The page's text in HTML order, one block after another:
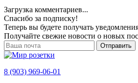
Загрузка комментариев...
Спасибо за подписку!
Теперь вы будете получать
Получайте свежие новости о новых
Отправить
8 (903) 969-06-01